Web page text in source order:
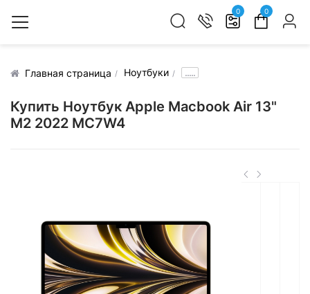
0 0
Главная страница Ноутбуки .....
Купить Ноутбук Apple Macbook Air 13"
M2 2022 MC7W4